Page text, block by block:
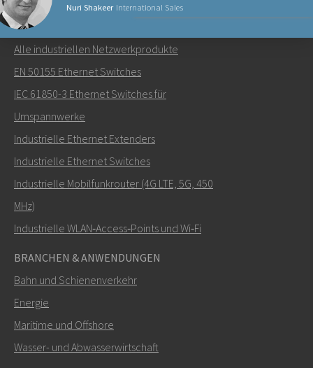
Nuri Shakeer International Sales
Senden Sie eine E-Mail an Nuri
Wie kann Nuri Sie kontaktieren?
SENDEN
NETZWERKPRODUKTE
Alle industriellen Netzwerkprodukte
EN 50155 Ethernet Switches
IEC 61850-3 Ethernet Switches für
Umspannwerke
Industrielle Ethernet Extenders
Industrielle Ethernet Switches
Industrielle Mobilfunkrouter (4G LTE, 5G, 450
MHz)
Industrielle WLAN‑Access‑Points und Wi‑Fi
BRANCHEN & ANWENDUNGEN
Bahn und Schienenverkehr
Energie
Maritime und Offshore
Wasser- und Abwasserwirtschaft